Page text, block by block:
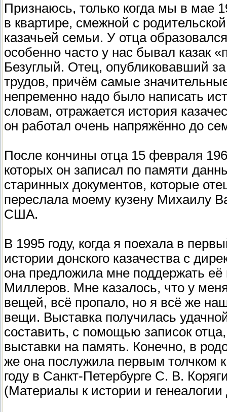
Признаюсь, только когда мы в мае
в квартире, смежной с
казачьей семьи. У отца
особенно часто у нас бывал казак
Безуглый. Отец, опубликовавший
трудов, причём самые
непременно надо было написать
словам, отражается история
он работал очень напряжённо до
После кончины отца 15 февраля
которых он записал по памяти
старинных документов, которые
переслала моему кузену Михаилу
США.
В 1995 году, когда я поехала в
истории донского казачества с
она предложила мне поддержать её
Миллеров. Мне казалось, что у
вещей, всё пропало, но я всё же
вещи. Выставка получилась
составить, с помощью записок
выставки на память. Конечно, в
же она послужила первым толчком
году в Санкт-Петербурге С. В.
(Материалы к истории и генеалогии